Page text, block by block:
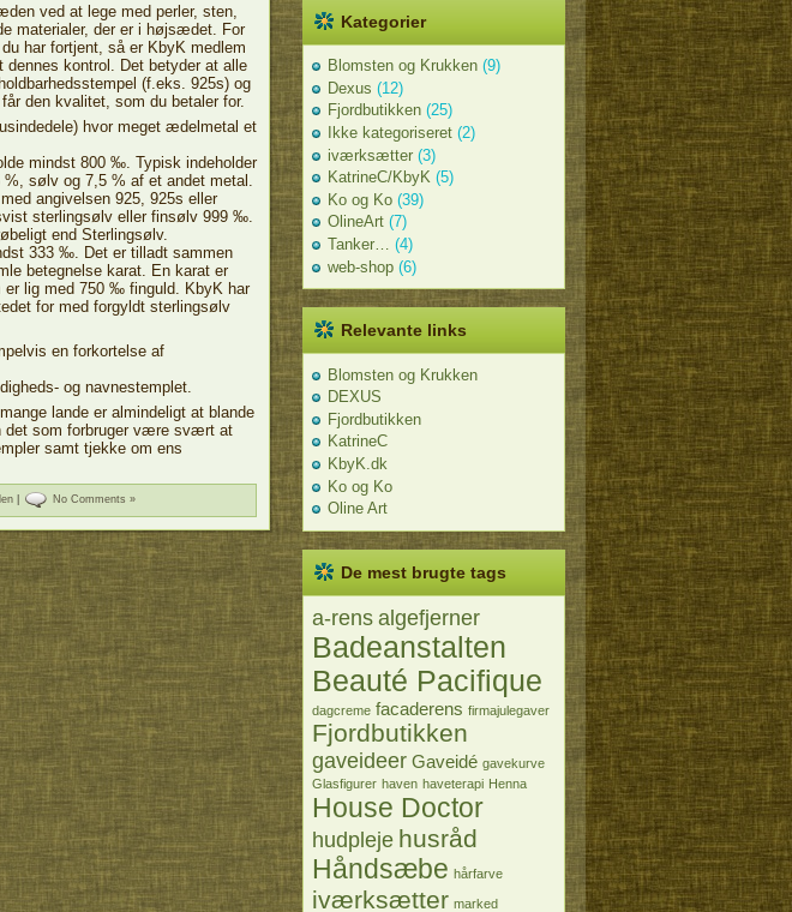
ved at lege med perler, sten,
materialer, der er i højsædet. For
har fortjent, så er KbyK medlem
dennes kontrol. Det betyder at alle
(f.eks. 925s) og
den kvalitet, som du betaler for.
hvor meget ædelmetal et
mindst 800 ‰. Typisk indeholder
sølv og 7,5 % af et andet metal.
angivelsen 925, 925s eller
sterlingsølv eller finsølv 999 ‰.
end Sterlingsølv.
333 ‰. Det er tilladt sammen
betegnelse karat. En karat er
er lig med 750 ‰ finguld. KbyK har
for med forgyldt sterlingsølv
en forkortelse af
og navnestemplet.
lande er almindeligt at blande
det som forbruger være svært at
samt tjekke om ens
No Comments »
Kategorier
Blomsten og Krukken (9)
Dexus (12)
Fjordbutikken (25)
Ikke kategoriseret (2)
iværksætter (3)
KatrineC/KbyK (5)
Ko og Ko (39)
OlineArt (7)
Tanker…
(4)
web-shop (6)
Relevante links
Blomsten og Krukken
DEXUS
Fjordbutikken
KatrineC
KbyK.dk
Ko og Ko
Oline Art
De mest brugte tags
a-rensalgefjerner
Badeanstalten
Beauté Pacifique
dagcreme facaderens firmajulegaver
Fjordbutikken
gaveideer Gaveidé gavekurve
Glasfigurer haven haveterapi Henna
House Doctor
hudpleje husråd
Håndsæbe hårfarve
iværksætter marked